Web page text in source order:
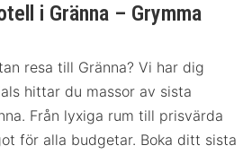
i Gränna – Grymma
resa till Gränna? Vi har dig
hittar du massor av sista
Från lyxiga rum till prisvärda
för alla budgetar. Boka ditt sista